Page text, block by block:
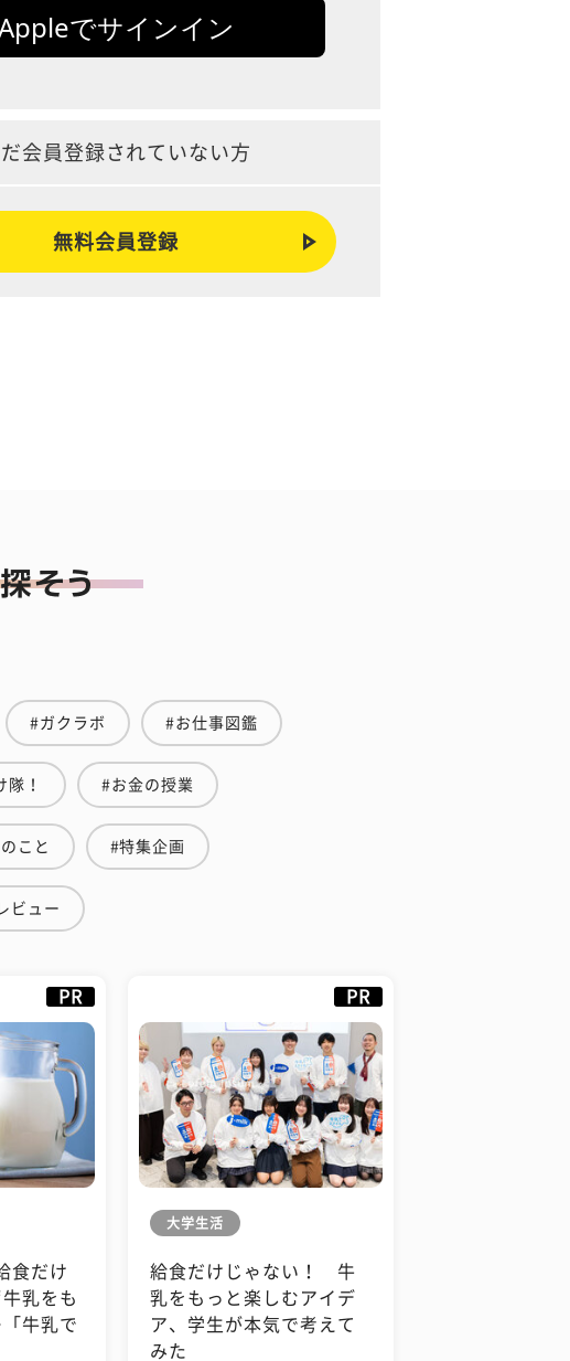
でサインイン
だ会員登録されていない方
無料会員登録
#ガクラボ #お仕事図鑑
！ #お金の授業
こと #特集企画
ビュー
PR
食だけ
乳をも
牛乳で
PR
大学生活
給食だけじゃない！ 牛
乳をもっと楽しむアイデ
ア、学生が本気で考えて
みた